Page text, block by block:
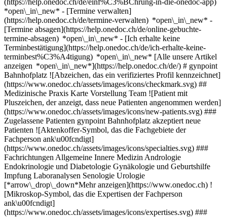
(https://help.onedoc.ch/de/einf%C3%BChrung-in-die-onedoc-app)
*open\_in\_new* - [Termine verwalten](https://help.onedoc.ch/de/termine-verwalten) *open\_in\_new* - [Termine absagen](https://help.onedoc.ch/de/online-gebuchte-termine-absagen) *open\_in\_new* - [Ich erhalte keine Terminbestätigung](https://help.onedoc.ch/de/ich-erhalte-keine-terminbest%C3%A4tigung) *open\_in\_new* [Alle unsere Artikel anzeigen *open\_in\_new*](https://help.onedoc.ch/de/) # gynpoint Bahnhofplatz ![Abzeichen, das ein verifiziertes Profil kennzeichnet](https://www.onedoc.ch/assets/images/icons/checkmark.svg) ## Medizinische Praxis Karte Vorstellung Team ![Patient mit Pluszeichen, der anzeigt, dass neue Patienten angenommen werden](https://www.onedoc.ch/assets/images/icons/new-patients.svg) ### Zugelassene Patienten gynpoint Bahnhofplatz akzeptiert neue Patienten ![Aktenkoffer-Symbol, das die Fachgebiete der Fachperson ank\u00fcndigt](https://www.onedoc.ch/assets/images/icons/specialties.svg) ### Fachrichtungen Allgemeine Innere Medizin Andrologie Endokrinologie und Diabetologie Gynäkologie und Geburtshilfe Impfung Laboranalysen Senologie Urologie [*arrow\_drop\_down*Mehr anzeigen](https://www.onedoc.ch) ![Mikroskop-Symbol, das die Expertisen der Fachperson ank\u00fcndigt](https://www.onedoc.ch/assets/images/icons/expertises.svg) ### Expertisen 4D Schwangerschaftsultraschall Beckenbodenrehabilitation | Postpartale Rehabilitation | Urogenitale Rehabilitation Beschneidung Bestimmung des Vitamin-D-Spiegels Blasenspiegelung | Urethrozystoskopie Brustbiopsie Brustkrebs | Mammakarzinom Brustspezialist CO2 Laserbehandlung | Fraktionierte CO2 Laserbehandlung Die Pille danach Eierstockkrebs | Ovarialkarzinom Endometriose Familienplanung Freiwilliger Schwangerschaftsabbruch | Abtreibung | Abort Gebärmutterkrebs | Gebärmutterkarzinom Gestationsdiabetes | Schwangerschaftsdiabetes Gynäkologische Laserbehandlung | Vaginallaser Gynäkologischer Notfall | Notfall Frauenarzt Harnwegsinfektion | Zystitis | Blasenentzündung Hormonanalyse Humane Papillomaviren Impfung (HPV) | Gebärmutterhalskrebsimpfung Intrauterine Insemination (IUI) | Samenübertragung Kindergynäkologie | Jugendgynäkologie Kinderwunsch | Fertilitätsbehandlung Kolposkopie | Scheidenspiegelung Libidostörung | Libidoverlust | Sexuelle Funktionsstörung | Hyposexualität | Sexuelle Inappetenz Mastektomie | Brustentfernung Messung des Eisenspiegels | Ferritin Prä-Expositionsprophylaxe (PrEP) Psychologische Begleitung bei postpartaler Depression Schwangerschaftsultraschall Schwangerschaftsvorsorge | Schwangerschaftsuntersuchung Sexuell übertragbare Krankheiten | Sexuell übertragbare Infektionen (STD/STI) Spermiogramm Spirale | Spiraleinlage | Intrauterinpessar (IUP) Unfruchtbarkeit Vaginalkrebs | Vaginalkarzinom Vaginalpilz Verhütung Verhütungsimplantat | Verhütungsstäbchen Verhütungspille | Antibabypille Vorsorgeuntersuchung Brustkrebs Vorsorgeuntersuchung Harnwegsinfektionen Vorsorgeuntersuchung Humane Papillomaviren (HPV) | PAP Abstrich Vulvakrebs | Vulvakarzinom Wechseljahre | Menopause Ästhetische Gynäkologie [*arrow\_drop\_down*Mehr anzeigen](https://www.onedoc.ch) ![Standortmarker, der Karte und Zugangsinformationen zur Praxis anzeigt](https://www.onedoc.ch/assets/images/icons/map.svg) ### Karte und Anreiseinformationen #### gynpoint Bahnhofplatz Bahnhofplatz 5 8001 Zürich #### gynpoint [Unsere Standorte](https://www.onedoc.ch/de/praxis-fur-frauengesundheit/gdfh/gynpoint "Unsere Standorte - gynpoint") #### Website [Zur Website *open\_in\_new*](https://www.gynpoint.ch/) ![Dokument-Symbol, das die Vorstellung der Praxis ankündigt](https://www.onedoc.ch/assets/images/icons/presentation.svg) ### Vorstellung der Einrichtung __gynpoint – Praxis für Frauengesundheit__ ist eine auf Gynäkologie und Geburtshilfe spezialisierte Praxis mit Standorten in Zürich und Horgen. Die Praxis begleitet Frauen in allen Lebensphasen mit einer individuellen medizinischen Betreuung – von der gynäkologischen Vorsorge bis zur Schwangerschaftsbegleitung und spezialisierten Behandlungen. Die Gynäkologie und Geburtshilfe umfasst die Diagnose, Behandlung und Prävention von Erkrankungen der Frauengesundheit sowie die Betreuung während Schwangerschaft, Kinderwunsch und Menopause. Zum Leistungsangebot gehören Vorsorgeuntersuchungen, Schwangerschaftsultraschall, Schwangerschaftsbetreuung, Verhütungsberatung, die Behandlung hormoneller Beschwerden sowie minimal-invasive gynäkologische Eingriffe. Das medizinische Team besteht aus mehreren Fachärztinnen und Fachärzten für Gynäkologie und Geburtshilfe und arbeitet mit moderner Infrastruktur sowie einem interdisziplinären Ansatz. __Fachgebiete und Leistungen:__ - Allgemeine Gynäkologie - Geburtshilfe und Schwangerschaftsbetreuung - Schwangerschaftsultraschall - Kinderwunsch und Fertilitätsberatung - Menopause und hormonelle Gesundheit - Minimal-invasive gynäkologische Chirurgie - Vorsorgeuntersuchungen __Praktische Informationen:__ - Mehrere Standorte in Zürich und Horgen - Sprechstunden von Montag bis Samstag je nach Standort - Gute Erreichbarkeit mit öffentlichen Verkehrsmitteln - Online-Terminbuchung über OneDoc verfügbar Vereinbaren Sie Ihren Termin online über OneDoc bei gynpoint. [*arrow\_drop\_down*Mehr anzeigen](https://www.onedoc.ch) [](https://assets.onedoc.ch/images/entities/cffd3bf437a4caecb434f2a1dd6f06744302350012850cb1f373000dbb87e6da.png)[![gynpoint Bahnhofplatz, Medizinische Praxis in Zürich](https://assets.onedoc.ch/images/entities/56705582c741dc1c3498ad18ddd05cafe622c3617704664490d2f6f44853deda-small.png "gynpoint Bahnhofplatz, Medizinische Praxis in Zürich")](https://assets.onedoc.ch/images/entities/56705582c741dc1c3498ad18ddd05cafe622c3617704664490d2f6f44853deda.png)[![gynpoint Bahnhofplatz, Medizinische Praxis in Zürich](https://assets.onedoc.ch/images/entities/d103ffc630f27ef2781ccab775c7981b72b76c744641904375f0630b017040ba-small.jpg "gynpoint Bahnhofplatz, Medizinische Praxis in Zürich")](https://assets.onedoc.ch/images/entities/d103ffc630f27ef2781ccab775c7981b72b76c744641904375f0630b017040ba.jpg)[![gynpoint Bahnhofplatz, Medizinische Praxis in Zürich](https://assets.onedoc.ch/images/entities/5743f300e9b2c3cecb0acc674c599f02431060089078855bbdf4f63b59230fc9-small.jpg "gynpoint Bahnhofplatz, Medizinische Praxis in Zürich")](https://assets.onedoc.ch/images/entities/5743f300e9b2c3cecb0acc674c599f02431060089078855bbdf4f63b59230fc9.jpg)[![gynpoint Bahnhofplatz, Medizinische Praxis in Zürich](https://assets.onedoc.ch/images/entities/33a60d03cef9abf18ea2312a5239cf7d3f5664ce5a3c8f24d7f2a7838bb8e4f8-small.jpg "gynpoint Bahnhofplatz, Medizinische Praxis in Zürich")](https://assets.onedoc.ch/images/entities/33a60d03cef9abf18ea2312a5239cf7d3f5664ce5a3c8f24d7f2a7838bb8e4f8.jpg) ![Personengruppe-Symbol, das die Liste der in der Praxis tätigen Fachpersonen ankündigt](https://www.onedoc.ch/assets/images/icons/team.svg) ### Team Fachärztin für Allgemeine Innere Medizin [![Carine Brunner, Fachärztin für Allgemeine Innere Medizin in Zürich](https://assets.onedoc.ch/images/users/287247f7744a68572afcc41a7fa1cf6badddce402b8f670edd6421842e2576cf-small.png "Carine Brunner, Fachärztin für Allgemeine Innere Medizin in Zürich") \ __Dr. med. Carine Brunner__](https://www.onedoc.ch/de/facharztin-fur-allgemeine-innere-medizin/zurich/pc41j/dr-med-carine-brunner) Gynäkologen (Frauenärzte und Geburtshelfer) [![Ornella Born, Gynäkologin (Frauenärztin und Geburtshelferin) in Zürich](https://assets.onedoc.ch/images/users/674914555afcd3ded91043b40909e6107226263b7d5ce3f814dbcc448ff26bcc-small.png "Ornella Born, Gynäkologin (Frauenärztin und Geburtshelferin) in Zürich") \ __Dipl. Ärztin Ornella Born__](https://www.onedoc.ch/de/gynakologin-frauenarztin-und-geburtshelferin/zurich/pc42n/dipl-arzt-ornella-born) [![Helena Bralo, Gynäkologin (Frauenärztin und Geburtshelferin) in Zürich](https://assets.onedoc.ch/images/users/e17f34c68256ac6a1be95dcf64865eef020861768c03940620a511913c616647-small.jpg "Helena Bralo, Gynäkologin (Frauenärztin und Geburtshelferin) in Zürich") \ __Dr. med. Helena Bralo__](https://www.onedoc.ch/de/gynakologin-frauenarztin-und-geburtshelferin/zurich/pc41t/dr-med-helena-bralo) [![Tatiana Cottin, Gynäkologin (Frauenärztin und Geburtshelferin) in Zürich](https://assets.onedoc.ch/images/users/62801fcd7b76c010669daa18c28c2e334f75469df8f222761cd98cd589ccdce2-small.jpg "Tatiana Cottin, Gynäkologin (Frauenärztin und Geburtshelferin) in Zürich") \ __Dr. med. Tatiana Cottin__](https://www.onedoc.ch/de/gynakologin-frauenarztin-und-geburtshelferin/zurich/pc42t/dr-med-tatiana-cottin) [![Jessica Gericke, Gynäkologin (Frauenärztin und Geburtshelferin) in Zürich](https://assets.onedoc.ch/images/users/410f688bc24114f7a838604dd2b7b501e5daa257db3496fc4dba63d1beb13b28-small.png "Jessica Gericke, Gynäkologin (Frauenärztin und Geburtshelferin) in Zürich") \ __Dr. med. Jessica Gericke__](https://www.onedoc.ch/de/gynakologin-frauenarztin-und-geburtshelferin/zurich/pc42u/dr-med-jessica-gericke) [![Anna Hofstetter, Gynäkologin (Frauenärztin und Geburtshelferin) in Zürich](https://assets.onedoc.ch/images/users/0d92c249251257869eba9c4e1c61b2ab4a6e63a3e21ab5e27883d0b84edd53ed-small.png "Anna Hofstetter, Gynäkologin (Frauenärztin und Geburtshelferin) in Zürich") \ __Dr. med. Anna Hofstetter__](https://www.onedoc.ch/de/gynakologin-frauenarztin-und-geburtshelferin/zurich/pc418/dr-med-anna-hofstetter) [![Nadia Kancheva Landolt, Gynäkologin (Frauenärztin und Geburtshelferin) in Zürich](https://assets.onedoc.ch/images/users/b0fa01ad4eeab37e8c0a71809070df7c02e73ce7d8631e9a09d172d1d47154bf-small.png "Nadia Kancheva Landolt, Gynäkologin (Frauenärztin und Geburtshelferin) in Zürich") \ __Dr. med. Nadia Kancheva Landolt__](https://www.onedoc.ch/de/gynakologin-frauenarztin-und-geburtshelferin/zurich/pc41y/dr-med-nadia-kancheva-landolt) [![Alena Kull, Gynäkologin (Frauenärztin und Geburtshelferin) in Zürich](https://assets.onedoc.ch/images/users/72a108d67486928036dd84b34